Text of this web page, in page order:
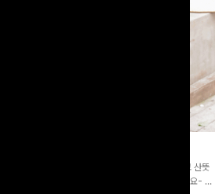
[청순무드/체형커버]꾸안꾸 무드의 정석🤍 가볍고 산뜻
한 착용감으로 여름 내내 손이 자주 가는 원피스예요- 은